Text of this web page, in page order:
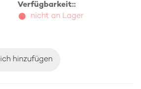
Verfügbarkeit::
nicht an Lager
hinzufügen